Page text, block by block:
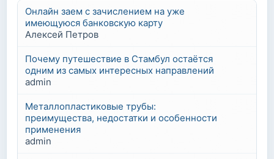
Онлайн заем с зачислением на уже
имеющуюся банковскую карту
Алексей Петров
Почему путешествие в Стамбул остаётся
одним из самых интересных направлений
admin
Металлопластиковые трубы:
преимущества, недостатки и особенности
применения
admin